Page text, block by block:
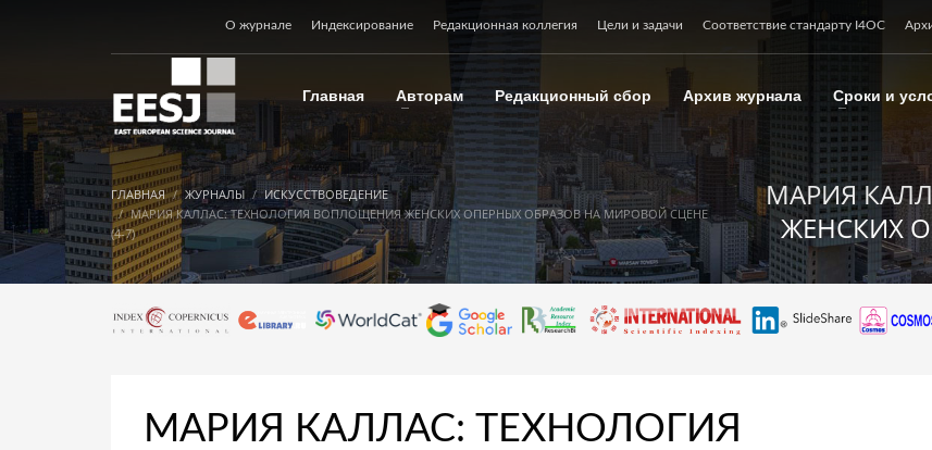
О журнале Индексирование Редакционная коллегия Цели и задачи Соответствие стандарту I4OC
Главная Авторам Редакционный сбор Архив журнала Сроки и
ГЛАВНАЯ ЖУРНАЛЫ
ИСКУССТВОВЕДЕНИЕ
МАРИЯ КАЛЛАС: ТЕХНОЛОГИЯ ВОПЛОЩЕНИЯ ЖЕНСКИХ ОПЕРНЫХ ОБРАЗОВ НА МИРОВОЙ СЦЕНЕ
(4-7)
МАРИЯ
ЖЕНСКИХ
МАРИЯ КАЛЛАС: ТЕХНОЛОГИЯ